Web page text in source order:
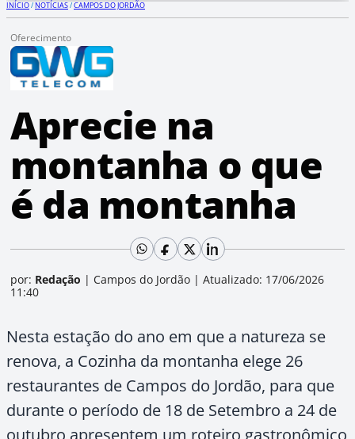
INÍCIO/NOTÍCIAS/CAMPOS DO JORDÃO
Oferecimento
Aprecie na
montanha o que
é da montanha
por: Redação | Campos do Jordão | Atualizado: 17/06/2026
11:40
Nesta estação do ano em que a natureza se
renova, a Cozinha da montanha elege 26
restaurantes de Campos do Jordão, para que
durante o período de 18 de Setembro a 24 de
outubro apresentem um roteiro gastronômico